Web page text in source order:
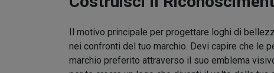
Il motivo principale per progettare loghi di
nei confronti del tuo marchio. Devi capire che le
marchio preferito attraverso il suo emblema